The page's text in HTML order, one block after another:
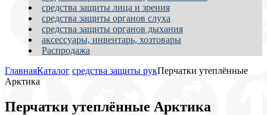
средства защиты лица и зрения
средства защиты органов слуха
средства защиты органов дыхания
аксессуары, инвентарь, хозтовары
Распродажа
ГлавнаяКаталог средства защиты рукПерчатки утеплённые
Арктика
Перчатки утеплённые Арктика